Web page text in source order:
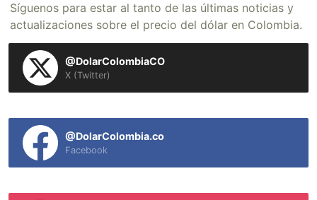
Síguenos para estar al tanto de las últimas noticias y
actualizaciones sobre el precio del dólar en Colombia.
@DolarColombiaCO
X (Twitter)
@DolarColombia.co
Facebook